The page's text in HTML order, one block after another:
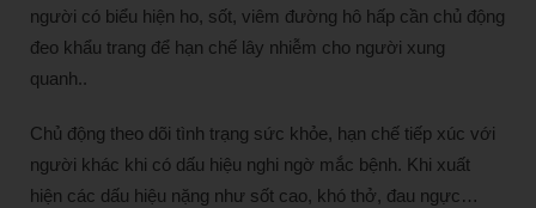
người có biểu hiện ho, sốt, viêm đường hô hấp cần chủ động
đeo khẩu trang để hạn chế lây nhiễm cho người xung
quanh..
Chủ động theo dõi tình trạng sức khỏe, hạn chế tiếp xúc với
người khác khi có dấu hiệu nghi ngờ mắc bệnh. Khi xuất
hiện các dấu hiệu nặng như sốt cao, khó thở, đau ngực…